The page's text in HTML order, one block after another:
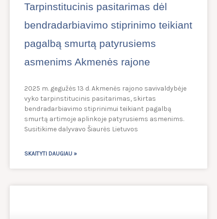
Tarpinstitucinis pasitarimas dėl
bendradarbiavimo stiprinimo teikiant
pagalbą smurtą patyrusiems
asmenims Akmenės rajone
2025 m. gegužės 13 d. Akmenės rajono savivaldybėje
vyko tarpinstitucinis pasitarimas, skirtas
bendradarbiavimo stiprinimui teikiant pagalbą
smurtą artimoje aplinkoje patyrusiems asmenims.
Susitikime dalyvavo Šiaurės Lietuvos
SKAITYTI DAUGIAU »